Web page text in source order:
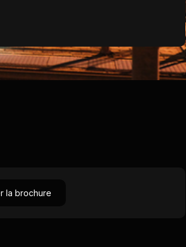
la brochure